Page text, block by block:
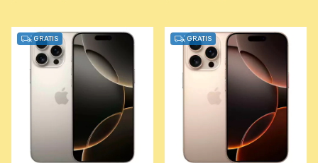
GRATIS GRATIS